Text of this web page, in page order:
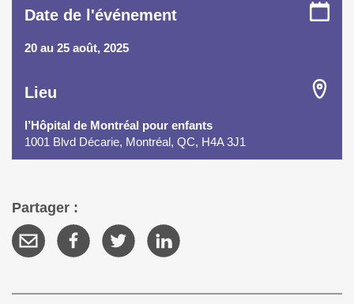
Date de l'événement
20 au 25 août, 2025
Lieu
l’Hôpital de Montréal pour enfants
1001 Blvd Décarie, Montréal, QC, H4A 3J1
Partager :